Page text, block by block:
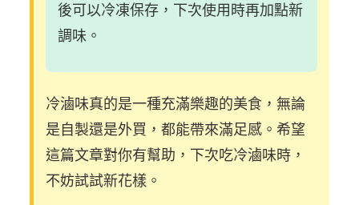
後可以冷凍保存，下次使用時再加點新
調味。
冷滷味真的是一種充滿樂趣的美食，無論
是自製還是外買，都能帶來滿足感。希望
這篇文章對你有幫助，下次吃冷滷味時，
不妨試試新花樣。